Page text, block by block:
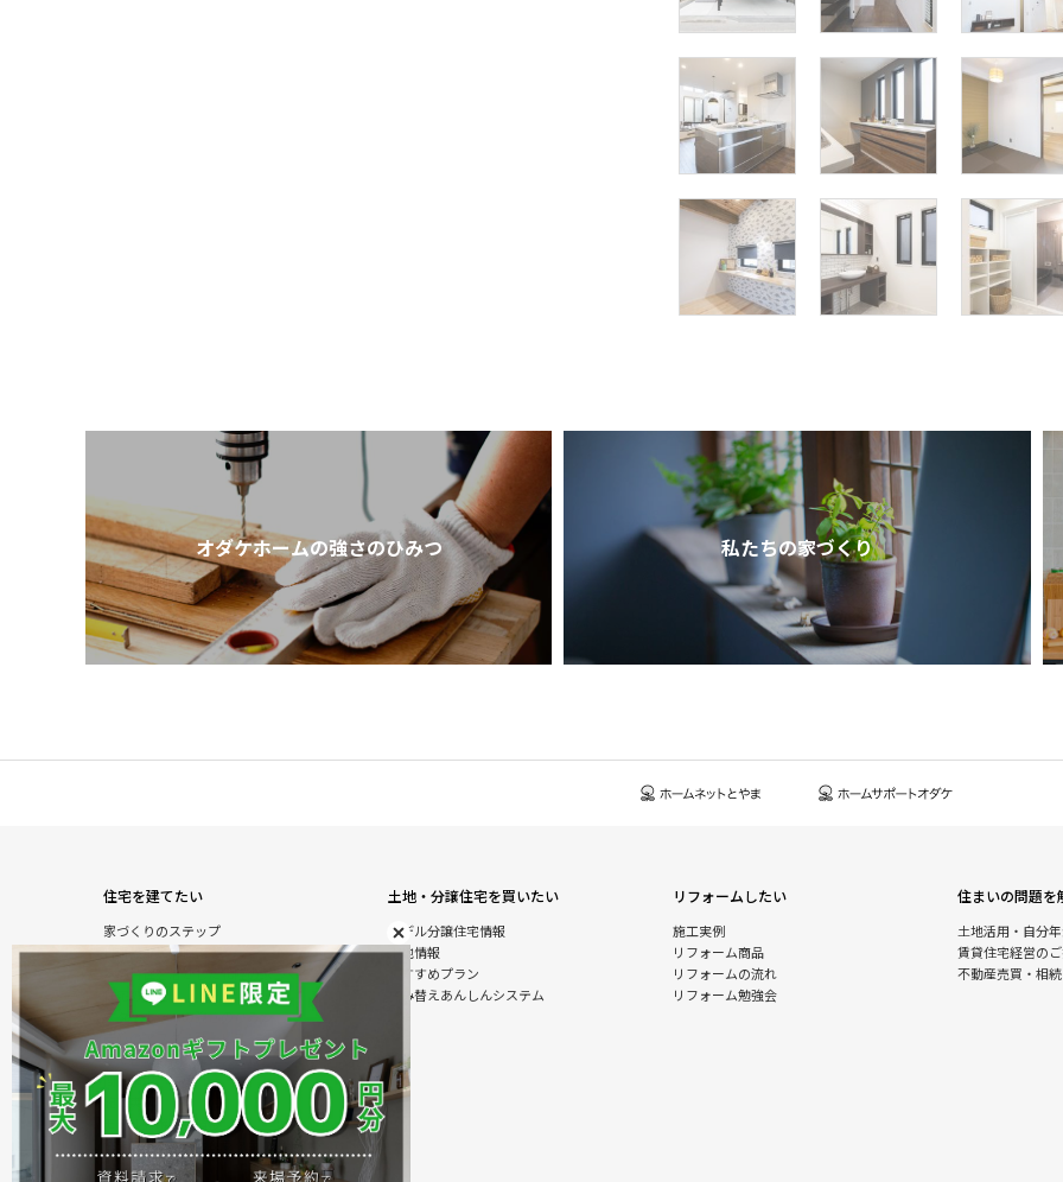
オダケホームの強さのひみつ 私たちの家づくり
住宅を建てたい
家づくりのステップ
自由設計注文住宅
木の特性を活かした北陸の家づくり
住宅の性能
オダケホームの強さのひみつ
安心のアフターサービス
建て替えあんしんシステム
商品情報
施工実例
モデル分譲住宅情報
住まいのおまかせ＆ラクラクサービス
土地・分譲住宅を買いたい
モデル分譲住宅情報
土地情報
おすすめプラン
住み替えあんしんシステム
リフォームしたい
施工実例
リフォーム商品
リフォームの流れ
リフォーム勉強会
住まいの問題を
土地活用・自分
賃貸住宅経営の
不動産売買・相続